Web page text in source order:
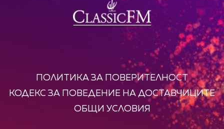
ПОЛИТИКА ЗА ПОВЕРИТЕЛНОСТ
КОДЕКС ЗА ПОВЕДЕНИЕ НА ДОСТАВЧИЦИТЕ
ОБЩИ УСЛОВИЯ